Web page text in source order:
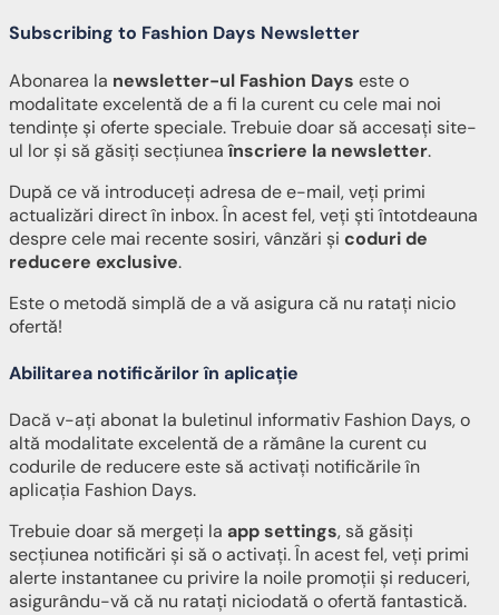
Subscribing to Fashion Days Newsletter
Abonarea la newsletter-ul Fashion Days este o
modalitate excelentă de a fi la curent cu cele mai noi
tendințe și oferte speciale. Trebuie doar să accesați site-
ul lor și să găsiți secțiuneaînscriere la newsletter.
După ce vă introduceți adresa de e-mail, veți primi
actualizări direct în inbox. În acest fel, veți ști întotdeauna
despre cele mai recente sosiri, vânzări și coduri de
reducere exclusive.
Este o metodă simplă de a vă asigura că nu ratați nicio
ofertă!
Abilitarea notificărilor în aplicație
Dacă v-ați abonat la buletinul informativ Fashion Days, o
altă modalitate excelentă de a rămâne la curent cu
codurile de reducere este să activați notificările în
aplicația Fashion Days.
Trebuie doar să mergeți la app settings, să găsiți
secțiunea notificări și să o activați. În acest fel, veți primi
alerte instantanee cu privire la noile promoții și reduceri,
asigurându-vă că nu ratați niciodată o ofertă fantastică.